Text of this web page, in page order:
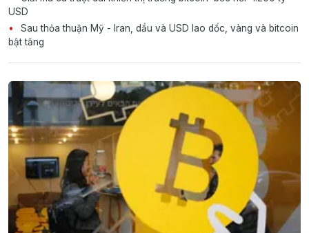
USD
Sau thỏa thuận Mỹ - Iran, dầu và USD lao dốc, vàng và bitcoin
bật tăng